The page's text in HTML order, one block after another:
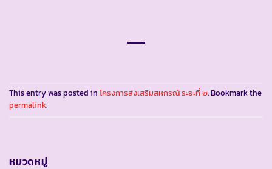
This entry was posted in โครงการส่งเสริมสหกรณ์ ระยะที่ ๒. Bookmark the
permalink.
หมวดหมู่